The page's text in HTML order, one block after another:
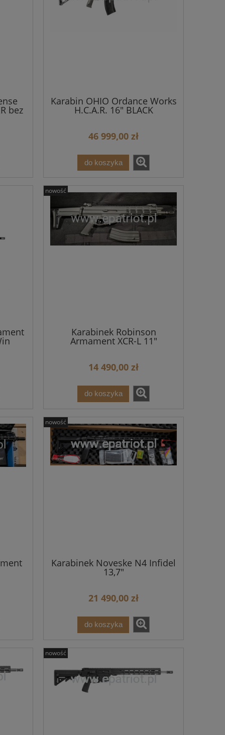
Najniższa cena: 16 500,00 zł
bez
Karabin OHIO Ordance Works
H.C.A.R. 16" BLACK
46 999,00 zł
do koszyka
Karabinek Robinson
Armament XCR-L 11"
14 490,00 zł
do koszyka
nowość
Karabinek Noveske N4 Infidel
13,7"
21 490,00 zł
do koszyka
nowość
nowość